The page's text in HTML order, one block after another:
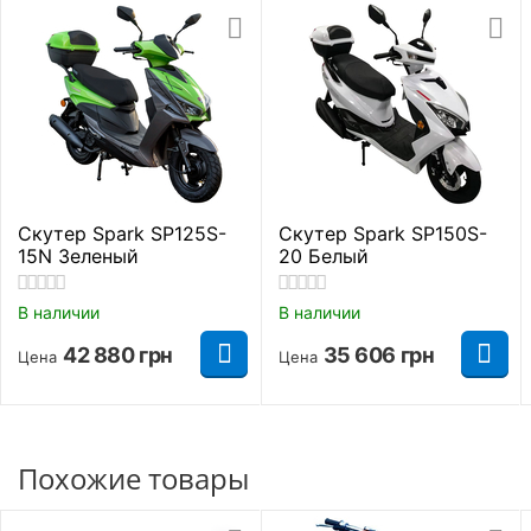
Преимущества и особенности
скутера Spark SP150S-24
Габаритные размеры
Полная высота 1335 мм.
Длинна 2120 мм.
Высота до сидения 920 мм.
Длинна колесной базы 1305 мм.
Основные параметры
Скутер Spark SP125S-
15N Зеленый
В наличии
Цена 42 880 грн
Скутер Spark SP150S-
20 Белый
В наличии
Цена 35 606 грн
Похожие товары